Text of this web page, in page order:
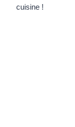
cuisine !